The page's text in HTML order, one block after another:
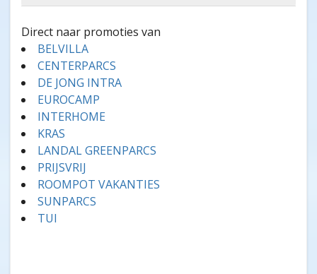
Direct naar promoties van
BELVILLA
CENTERPARCS
DE JONG INTRA
EUROCAMP
INTERHOME
KRAS
LANDAL GREENPARCS
PRIJSVRIJ
ROOMPOT VAKANTIES
SUNPARCS
TUI